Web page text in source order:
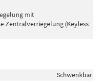
mit
Zentralverriegelung (Keyless
Schwenkbar